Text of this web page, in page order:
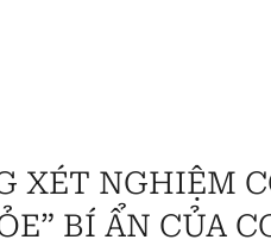
XÉT NGHIỆM
BÍ ẨN CỦA